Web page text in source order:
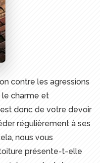
contre les agressions
le charme et
donc de votre devoir
régulièrement à ses
nous vous
présente-t-elle